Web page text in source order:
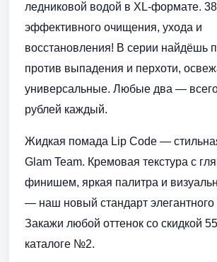
ледниковой водой в XL-формате.
эффективного очищения, ухода и
восстановления! В серии найдёшь
против выпадения и перхоти,
универсальные. Любые два —
рублей каждый.
Жидкая помада Lip Code —
Glam Team. Кремовая текстура с
финишем, яркая палитра и
— наш новый стандарт
Закажи любой оттенок со скидкой
каталоге №2.